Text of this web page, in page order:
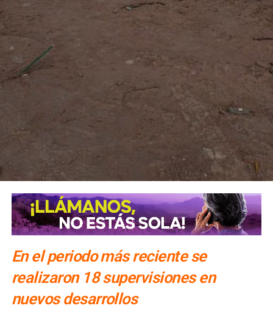
En el periodo más reciente se
realizaron 18 supervisiones en
nuevos desarrollos